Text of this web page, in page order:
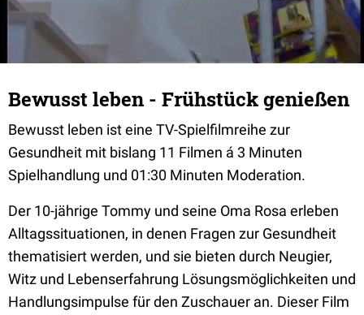
Bewusst leben - Frühstück genießen
Bewusst leben ist eine TV-Spielfilmreihe zur
Gesundheit mit bislang 11 Filmen á 3 Minuten
Spielhandlung und 01:30 Minuten Moderation.
Der 10-jährige Tommy und seine Oma Rosa erleben
Alltagssituationen, in denen Fragen zur Gesundheit
thematisiert werden, und sie bieten durch Neugier,
Witz und Lebenserfahrung Lösungsmöglichkeiten und
Handlungsimpulse für den Zuschauer an. Dieser Film